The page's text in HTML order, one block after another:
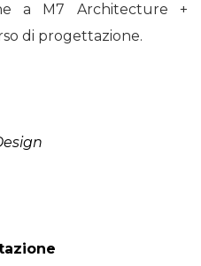
a M7 Architecture +
di progettazione.